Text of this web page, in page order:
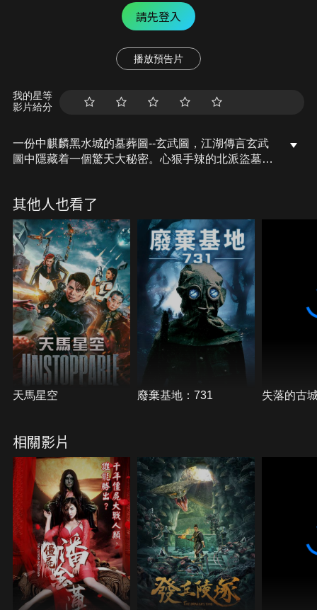
請先登入
播放預告片
我的星等
影片給分
一份中麒麟黑水城的墓葬圖--玄武圖，江湖傳言玄武
圖中隱藏着一個驚天大秘密。心狠手辣的北派盜墓賊
深處，展開盜墓行動。一行人循地圖下鬥，一路遭遇
護墓獸麒麟、食人魚等恐怖怪獸，幽靈也不時閃現，
九死一生後進入陰森墓室，卻發現珍寶早已洗劫一
空，只餘盜墓賊的森森白骨。恐怖異像彷彿進入異度
空間。此時，因觸動機關發現原來這是一個連環鬥。
古墓下竟然隱藏著另一個更加詭異的西夏皇陵。眾人
再次歷經生死，價值數億的滿室奇珍異寶赫然呈現眼
前。此刻，墓室機關突然啓動，滔天巨浪劈面砸來。
其他人也看了
天馬星空 廢棄基地：731 失落的古
相關影片